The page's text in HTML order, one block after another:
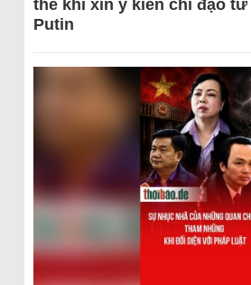
thể khi xin ý kiến chỉ đạo từ
Putin